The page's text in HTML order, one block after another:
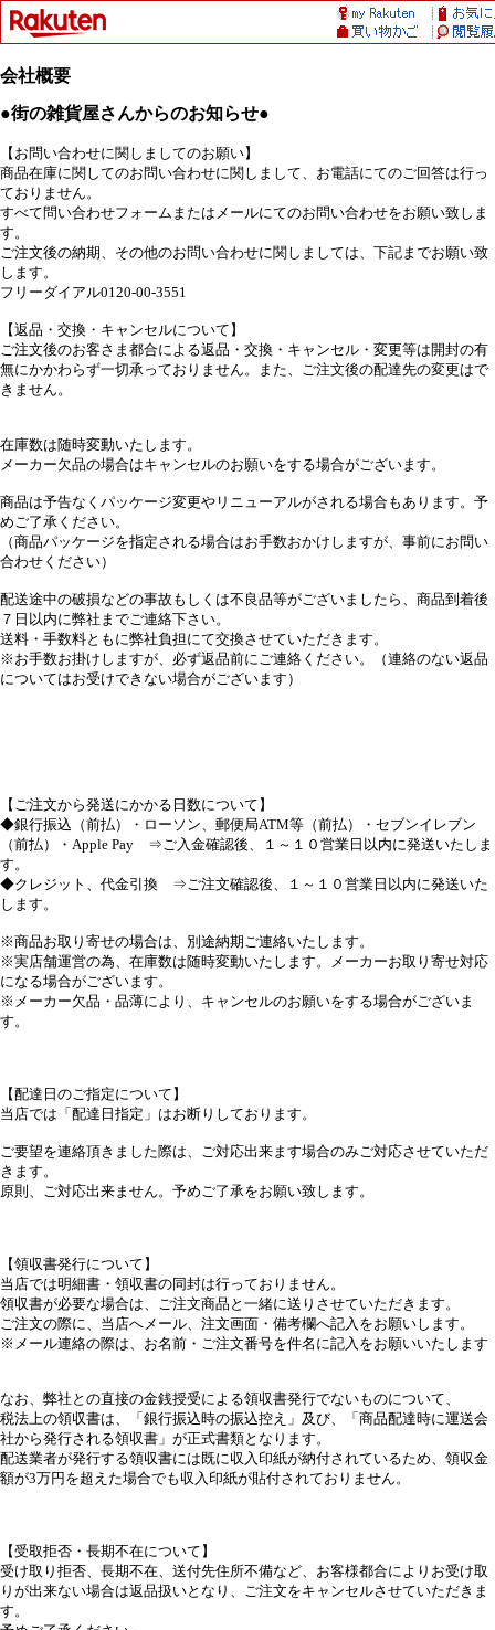
会社概要
●街の雑貨屋さんからのお知らせ●
【お問い合わせに関しましてのお願い】
商品在庫に関してのお問い合わせに関しまして、お電話にてのご回答は行っ
ておりません。
すべて問い合わせフォームまたはメールにてのお問い合わせをお願い致しま
す。
ご注文後の納期、その他のお問い合わせに関しましては、下記までお願い致
します。
フリーダイアル0120-00-3551
【返品・交換・キャンセルについて】
ご注文後のお客さま都合による返品・交換・キャンセル・変更等は開封の有
無にかかわらず一切承っておりません。また、ご注文後の配達先の変更はで
きません。
在庫数は随時変動いたします。
メーカー欠品の場合はキャンセルのお願いをする場合がございます。
商品は予告なくパッケージ変更やリニューアルがされる場合もあります。予
めご了承ください。
（商品パッケージを指定される場合はお手数おかけしますが、事前にお問い
合わせください）
配送途中の破損などの事故もしくは不良品等がございましたら、商品到着後
７日以内に弊社までご連絡下さい。
送料・手数料ともに弊社負担にて交換させていただきます。
※お手数お掛けしますが、必ず返品前にご連絡ください。（連絡のない返品
についてはお受けできない場合がございます）
【ご注文から発送にかかる日数について】
◆銀行振込（前払）・ローソン、郵便局ATM等（前払）・セブンイレブン
（前払）・Apple Pay ⇒ご入金確認後、１～１０営業日以内に発送いたしま
す。
◆クレジット、代金引換 ⇒ご注文確認後、１～１０営業日以内に発送いた
します。
※商品お取り寄せの場合は、別途納期ご連絡いたします。
※実店舗運営の為、在庫数は随時変動いたします。メーカーお取り寄せ対応
になる場合がございます。
※メーカー欠品・品薄により、キャンセルのお願いをする場合がございま
す。
【配達日のご指定について】
当店では「配達日指定」はお断りしております。
ご要望を連絡頂きました際は、ご対応出来ます場合のみご対応させていただ
きます。
原則、ご対応出来ません。予めご了承をお願い致します。
【領収書発行について】
当店では明細書・領収書の同封は行っておりません。
領収書が必要な場合は、ご注文商品と一緒に送りさせていただきます。
ご注文の際に、当店へメール、注文画面・備考欄へ記入をお願いします。
※メール連絡の際は、お名前・ご注文番号を件名に記入をお願いいたします
なお、弊社との直接の金銭授受による領収書発行でないものについて、
税法上の領収書は、「銀行振込時の振込控え」及び、「商品配達時に運送会
社から発行される領収書」が正式書類となります。
配送業者が発行する領収書には既に収入印紙が納付されているため、領収金
額が3万円を超えた場合でも収入印紙が貼付されておりません。
【受取拒否・長期不在について】
受け取り拒否、長期不在、送付先住所不備など、お客様都合によりお受け取
りが出来ない場合は返品扱いとなり、ご注文をキャンセルさせていただきま
す。